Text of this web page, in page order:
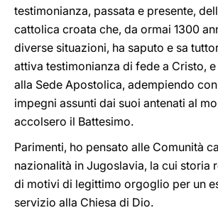
testimonianza, passata e presente,
cattolica croata che, da ormai 1300
diverse situazioni, ha saputo e sa
attiva testimonianza di fede a Cristo,
alla Sede Apostolica, adempiendo
impegni assunti dai suoi antenati al
accolsero il Battesimo.
Parimenti, ho pensato alle Comunità
nazionalità in Jugoslavia, la cui storia
di motivi di legittimo orgoglio per un
servizio alla Chiesa di Dio.